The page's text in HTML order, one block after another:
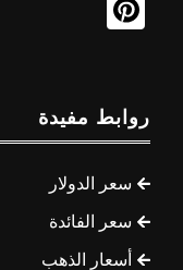
روابط مفيدة
سعر الدولار
سعر الفائدة
أسعار الذهب